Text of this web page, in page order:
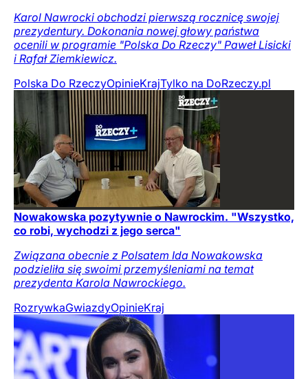
Karol Nawrocki obchodzi pierwszą rocznicę swojej
prezydentury. Dokonania nowej głowy państwa
ocenili w programie "Polska Do Rzeczy" Paweł Lisicki
i Rafał Ziemkiewicz.
Polska Do RzeczyOpinieKrajTylko na DoRzeczy.pl
Nowakowska pozytywnie o Nawrockim. "Wszystko,
co robi, wychodzi z jego serca"
Związana obecnie z Polsatem Ida Nowakowska
podzieliła się swoimi przemyśleniami na temat
prezydenta Karola Nawrockiego.
RozrywkaGwiazdyOpinieKraj